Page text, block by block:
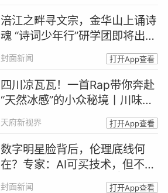
涪江之畔寻文宗，金华山上诵诗
魂 “诗词少年行”研学团即将出发
｜跟着诗词游四川
封面新闻 打开App查看
四川凉瓦瓦！一首Rap带你奔赴
“天然冰感”的小众秘境丨川味Ra
p馆
天府新视界 打开App查看
数字明星脸背后，伦理底线何
在？专家：AI可买技术，但不能
买人格丨AI明星脸来了②
封面新闻 打开App查看